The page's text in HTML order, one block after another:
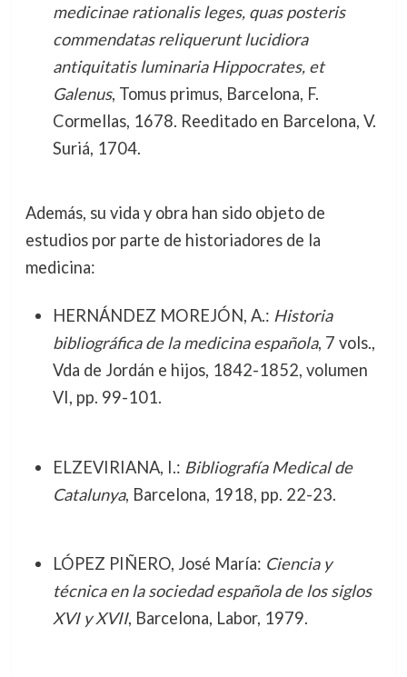
medicinae rationalis leges, quas posteris
commendatas reliquerunt lucidiora
antiquitatis luminaria Hippocrates, et
Galenus, Tomus primus, Barcelona, F.
Cormellas, 1678. Reeditado en Barcelona, V.
Suriá, 1704.
Además, su vida y obra han sido objeto de
estudios por parte de historiadores de la
medicina:
HERNÁNDEZ MOREJÓN, A.: Historia
bibliográfica de la medicina española, 7 vols.,
Vda de Jordán e hijos, 1842-1852, volumen
VI, pp. 99-101.
ELZEVIRIANA, I.: Bibliografía Medical de
Catalunya, Barcelona, 1918, pp. 22-23.
LÓPEZ PIÑERO, José María: Ciencia y
técnica en la sociedad española de los siglos
XVI y XVII, Barcelona, Labor, 1979.